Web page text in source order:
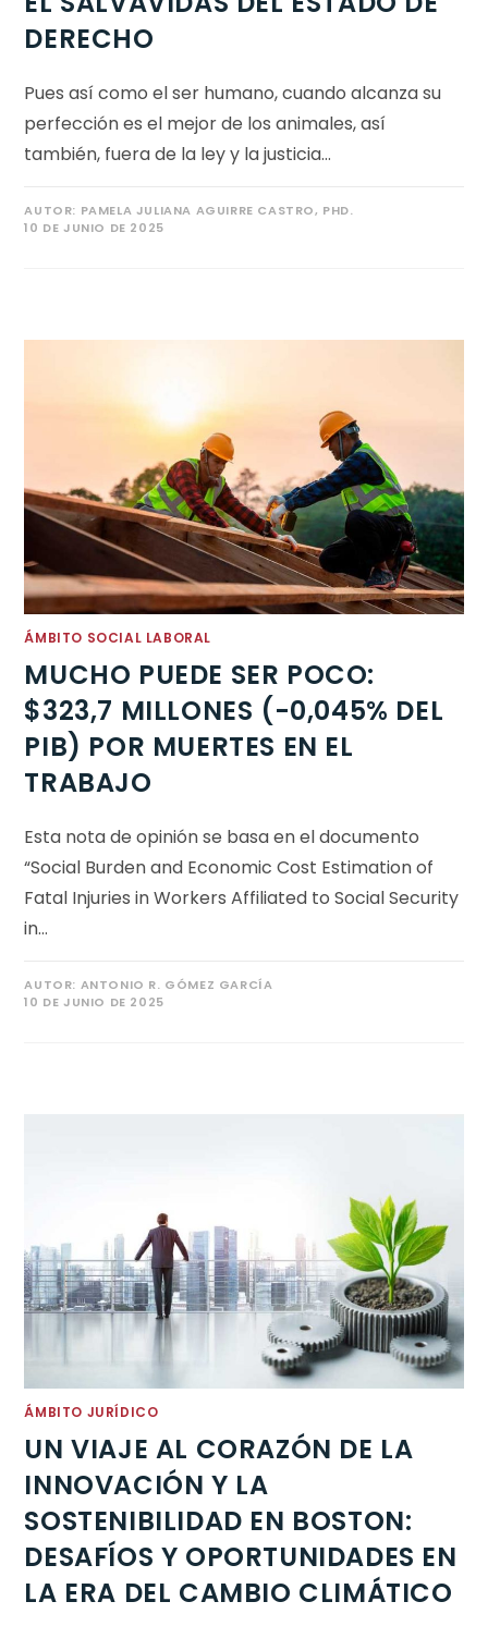
DERECHO
Pues así como el ser humano, cuando alcanza su
perfección es el mejor de los animales, así
también, fuera de la ley y la justicia…
AUTOR: PAMELA JULIANA AGUIRRE CASTRO, PHD.
10 DE JUNIO DE 2025
ÁMBITO SOCIAL LABORAL
MUCHO PUEDE SER POCO:
$323,7 MILLONES (-0,045% DEL
PIB) POR MUERTES EN EL
TRABAJO
Esta nota de opinión se basa en el documento
“Social Burden and Economic Cost Estimation of
Fatal Injuries in Workers Affiliated to Social Security
in…
AUTOR: ANTONIO R. GÓMEZ GARCÍA
10 DE JUNIO DE 2025
ÁMBITO JURÍDICO
UN VIAJE AL CORAZÓN DE LA
INNOVACIÓN Y LA
SOSTENIBILIDAD EN BOSTON:
DESAFÍOS Y OPORTUNIDADES EN
LA ERA DEL CAMBIO CLIMÁTICO